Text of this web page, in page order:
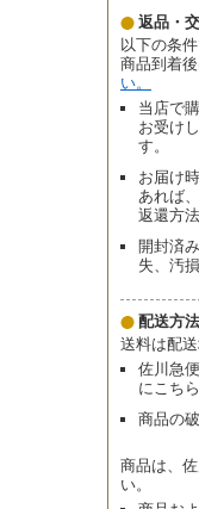
返品・
以下の条
商品到着
い。
当店で
お受け
す。
お届け
あれば
返還方
開封済
失、汚
配送方
送料は配
佐川急
にこち
商品の
商品は、
い。